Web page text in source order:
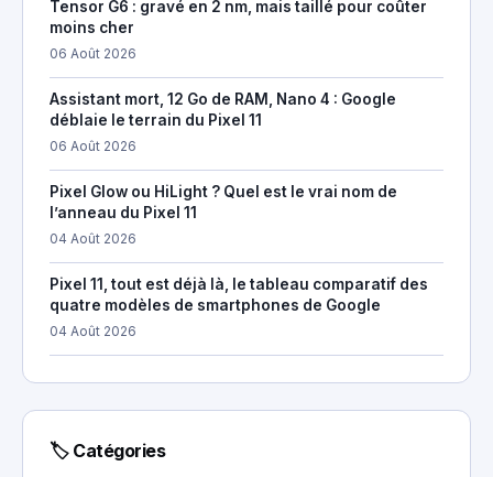
Tensor G6 : gravé en 2 nm, mais taillé pour coûter
moins cher
06 Août 2026
Assistant mort, 12 Go de RAM, Nano 4 : Google
déblaie le terrain du Pixel 11
06 Août 2026
Pixel Glow ou HiLight ? Quel est le vrai nom de
l’anneau du Pixel 11
04 Août 2026
Pixel 11, tout est déjà là, le tableau comparatif des
quatre modèles de smartphones de Google
04 Août 2026
🏷 Catégories